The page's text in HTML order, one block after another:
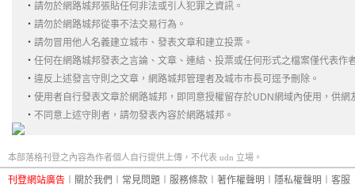
‧ 請勿於網路城邦張貼任何非法或引人犯罪之資訊。
‧ 請勿於網路城邦從事不法交易行為。
‧ 請勿冒用他人名義建立城市、發表文章和建立投票。
‧ 任何在網路城邦發表之言論、文章、連結、投票或任何形式之檔案僅代表作
‧ 違反上述發言守則之文章，網路城邦管理者及城市市長可逕予刪除。
‧ 使用者自行發表文章於網路城邦，即同意授權留存於UDN網域內使用，供網
‧ 不同意上述守則者，請勿發表內容於網路城邦。
本部落格刊登之內容為作者個人自行提供上傳，不代表 udn 立場。
刊登網站廣告 關於我們 常見問題 服務條款 著作權聲明 隱私權聲明 客服